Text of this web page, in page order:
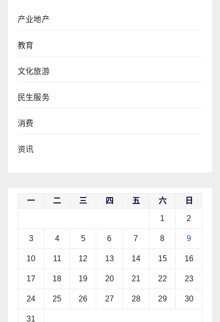
产业地产
教育
文化旅游
民生服务
消费
资讯
一 二 三 四 五 六 日
1 2
3 4 5 6 7 8 9
10 11 12 13 14 15 16
17 18 19 20 21 22 23
24 25 26 27 28 29 30
31